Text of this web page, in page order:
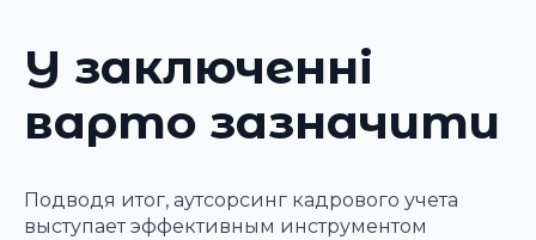
У заключенні
варто зазначити
Подводя итог, аутсорсинг кадрового учета
выступает эффективным инструментом